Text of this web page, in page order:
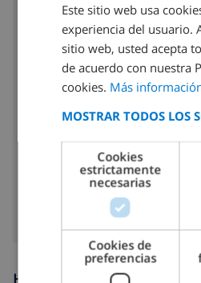
microondas
nevera
congelador
tostadora
Este sitio web usa
experiencia del usuario.
sitio web, usted acepta
de acuerdo con nuestra
cookies. Más
MOSTRAR TODOS LOS
Cookies
estrictamente
necesarias
Cookies de
preferencias